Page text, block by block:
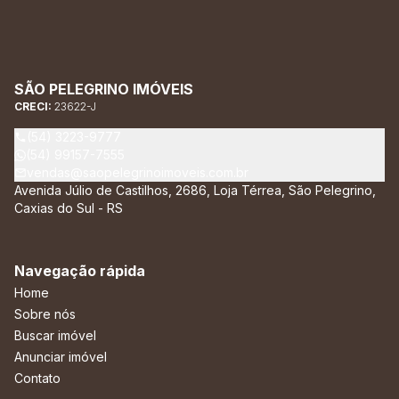
SÃO PELEGRINO IMÓVEIS
CRECI: 23622-J
Avenida Júlio de Castilhos, 2686, Loja Térrea, São Pelegrino,
Caxias do Sul - RS
Navegação rápida
Home
Sobre nós
Buscar imóvel
Anunciar imóvel
Contato